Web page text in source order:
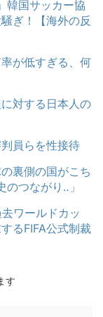
韓国サッカー協
ぎ！【海外の反
が低すぎる、何
対する日本人の
員らを性接待
裏側の国がこち
つながり‥」
ワールドカッ
るFIFA公式制裁
す